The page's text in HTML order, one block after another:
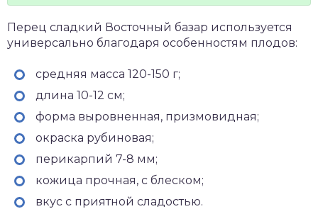
Перец сладкий Восточный базар используется
универсально благодаря особенностям плодов:
средняя масса 120-150 г;
длина 10-12 см;
форма выровненная, призмовидная;
окраска рубиновая;
перикарпий 7-8 мм;
кожица прочная, с блеском;
вкус с приятной сладостью.